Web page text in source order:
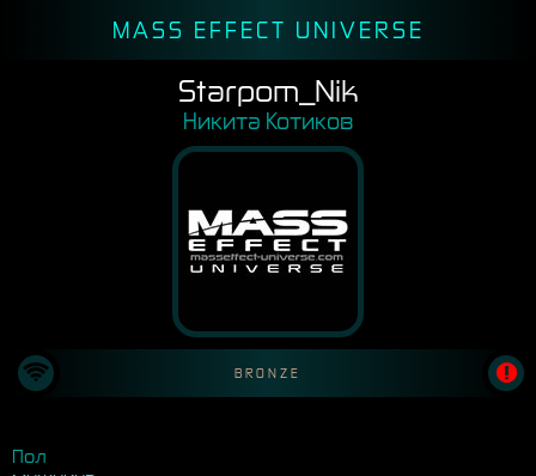
MASS EFFECT UNIVERSE
Starpom_Nik
Никита Котиков
BRONZE
Пол